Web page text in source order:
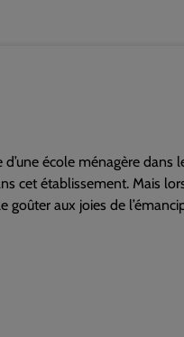
école ménagère dans
cet établissement. Mais
aux joies de